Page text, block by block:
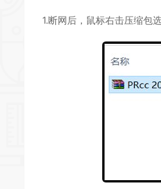
1.断网后，鼠标右击压缩包